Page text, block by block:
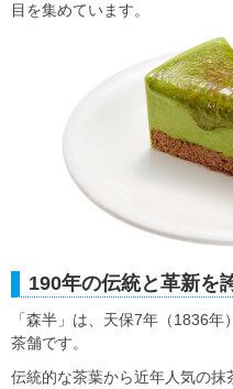
目を集めています。
190年の伝統と革新を
「森半」は、天保7年（1836
茶舗です。
伝統的な茶葉から近年人気の